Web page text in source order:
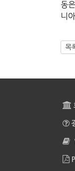
동
니
목